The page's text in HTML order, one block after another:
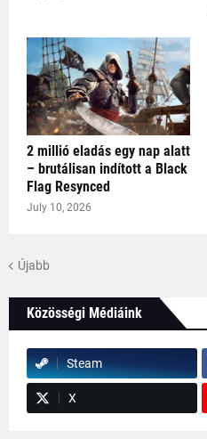
2 millió eladás egy nap alatt
– brutálisan indított a Black
Flag Resynced
July 10, 2026
Újabb
Közösségi Médiáink
Steam
X